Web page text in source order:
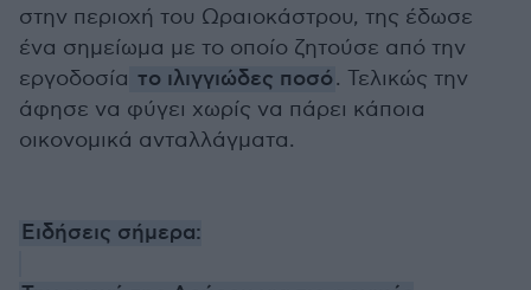
στην περιοχή του Ωραιοκάστρου, της έδωσε
ένα σημείωμα με το οποίο ζητούσε από την
εργοδοσία το ιλιγγιώδες ποσό. Τελικώς την
άφησε να φύγει χωρίς να πάρει κάποια
οικονομικά ανταλλάγματα.
Ειδήσεις σήμερα: